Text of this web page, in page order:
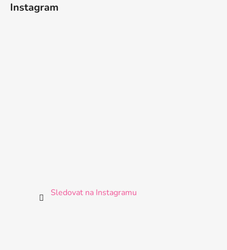
Instagram
Sledovat na Instagramu